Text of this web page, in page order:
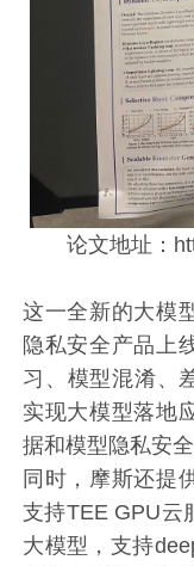
论文地址：
这一全新的大模
隐私安全产品上
习、模型混淆、
实现大模型落地
据和模型隐私安全
同时，摩斯还提
支持TEE GPU云
大模型，支持